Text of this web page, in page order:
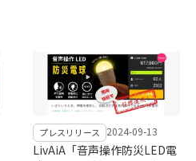
プレスリリース 2024-09-13
LivAiA「音声操作防災LED電